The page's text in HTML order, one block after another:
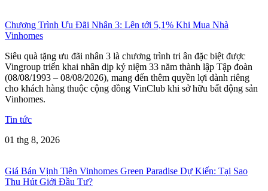
Chương Trình Ưu Đãi Nhân 3: Lên tới 5,1% Khi Mua Nhà
Vinhomes
Siêu quà tặng ưu đãi nhân 3 là chương trình tri ân đặc biệt được
Vingroup triển khai nhân dịp kỷ niệm 33 năm thành lập Tập đoàn
(08/08/1993 – 08/08/2026), mang đến thêm quyền lợi dành riêng
cho khách hàng thuộc cộng đồng VinClub khi sở hữu bất động sản
Vinhomes.
Tin tức
01 thg 8, 2026
Giá Bán Vịnh Tiên Vinhomes Green Paradise Dự Kiến: Tại Sao
Thu Hút Giới Đầu Tư?